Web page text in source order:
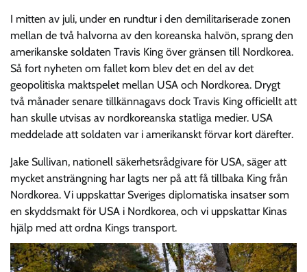
I mitten av juli, under en rundtur i den demilitariserade zonen
mellan de två halvorna av den koreanska halvön, sprang den
amerikanske soldaten Travis King över gränsen till Nordkorea.
Så fort nyheten om fallet kom blev det en del av det
geopolitiska maktspelet mellan USA och Nordkorea. Drygt
två månader senare tillkännagavs dock Travis King officiellt att
han skulle utvisas av nordkoreanska statliga medier. USA
meddelade att soldaten var i amerikanskt förvar kort därefter.
Jake Sullivan, nationell säkerhetsrådgivare för USA, säger att
mycket ansträngning har lagts ner på att få tillbaka King från
Nordkorea. Vi uppskattar Sveriges diplomatiska insatser som
en skyddsmakt för USA i Nordkorea, och vi uppskattar Kinas
hjälp med att ordna Kings transport.